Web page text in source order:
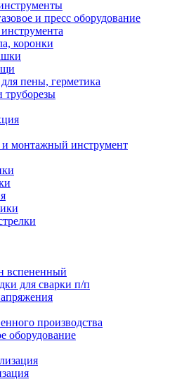
и пресс оборудование
коронки
пены, герметика
монтажный инструмент
вспененный
для сварки п/п
производства
оборудование